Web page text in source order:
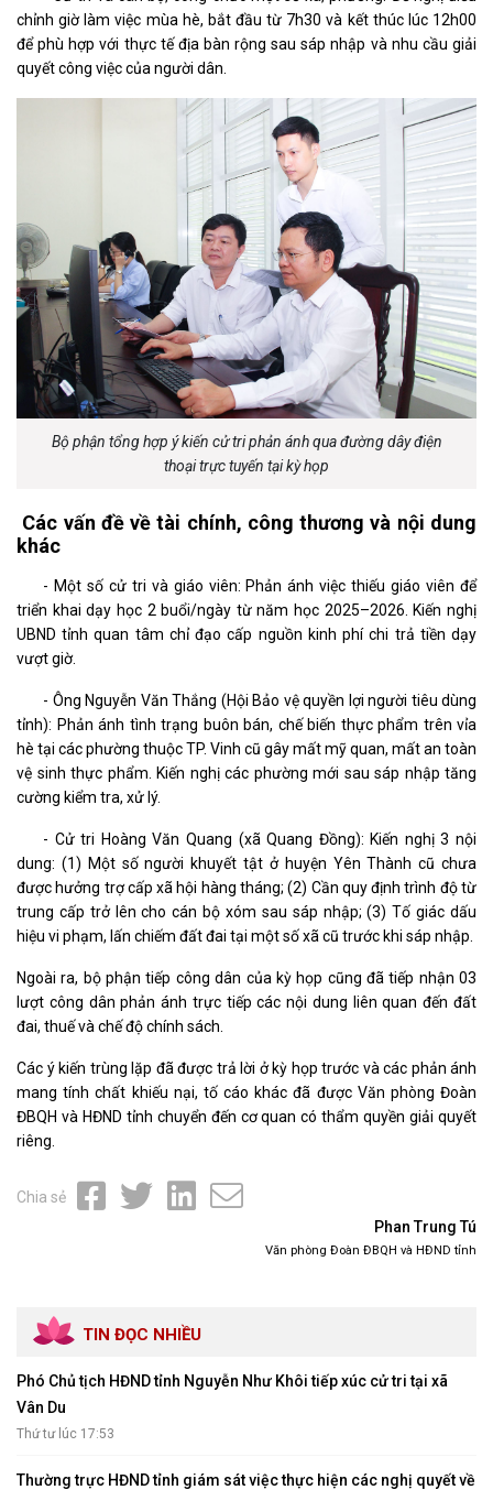
chỉnh giờ làm việc mùa hè, bắt đầu từ 7h30 và kết thúc lúc 12h00
để phù hợp với thực tế địa bàn rộng sau sáp nhập và nhu cầu giải
quyết công việc của người dân.
Bộ phận tổng hợp ý kiến cử tri phản ánh qua đường dây điện
thoại trực tuyến tại kỳ họp
Các vấn đề về tài chính, công thương và nội dung
khác
- Một số cử tri và giáo viên: Phản ánh việc thiếu giáo viên để
triển khai dạy học 2 buổi/ngày từ năm học 2025–2026. Kiến nghị
UBND tỉnh quan tâm chỉ đạo cấp nguồn kinh phí chi trả tiền dạy
vượt giờ.
- Ông Nguyễn Văn Thắng (Hội Bảo vệ quyền lợi người tiêu dùng
tỉnh): Phản ánh tình trạng buôn bán, chế biến thực phẩm trên vỉa
hè tại các phường thuộc TP. Vinh cũ gây mất mỹ quan, mất an toàn
vệ sinh thực phẩm. Kiến nghị các phường mới sau sáp nhập tăng
cường kiểm tra, xử lý.
- Cử tri Hoàng Văn Quang (xã Quang Đồng): Kiến nghị 3 nội
dung: (1) Một số người khuyết tật ở huyện Yên Thành cũ chưa
được hưởng trợ cấp xã hội hàng tháng; (2) Cần quy định trình độ từ
trung cấp trở lên cho cán bộ xóm sau sáp nhập; (3) Tố giác dấu
hiệu vi phạm, lấn chiếm đất đai tại một số xã cũ trước khi sáp nhập.
Ngoài ra, bộ phận tiếp công dân của kỳ họp cũng đã tiếp nhận 03
lượt công dân phản ánh trực tiếp các nội dung liên quan đến đất
đai, thuế và chế độ chính sách.
Các ý kiến trùng lặp đã được trả lời ở kỳ họp trước và các phản ánh
mang tính chất khiếu nại, tố cáo khác đã được Văn phòng Đoàn
ĐBQH và HĐND tỉnh chuyển đến cơ quan có thẩm quyền giải quyết
riêng.
Chia sẻ
Phan Trung Tú
Văn phòng Đoàn ĐBQH và HĐND tỉnh
TIN ĐỌC NHIỀU
Phó Chủ tịch HĐND tỉnh Nguyễn Như Khôi tiếp xúc cử tri tại xã
Vân Du
Thứ tư lúc 17:53
Thường trực HĐND tỉnh giám sát việc thực hiện các nghị quyết về